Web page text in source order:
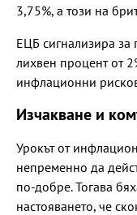
3,75%, а този на
ЕЦБ сигнализира за
лихвен процент от
инфлационни
Изчакване и
Урокът от
непременно да
по-добре. Тогава
настояването, че